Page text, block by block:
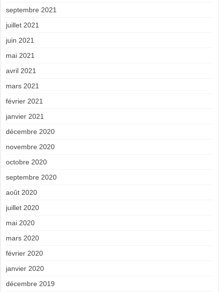
septembre 2021
juillet 2021
juin 2021
mai 2021
avril 2021
mars 2021
février 2021
janvier 2021
décembre 2020
novembre 2020
octobre 2020
septembre 2020
août 2020
juillet 2020
mai 2020
mars 2020
février 2020
janvier 2020
décembre 2019